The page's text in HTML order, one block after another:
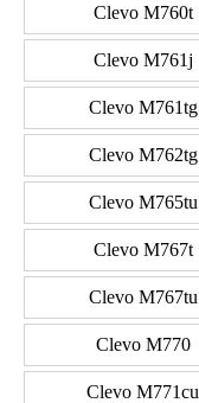
Clevo M760t
Clevo M761j
Clevo M761tg
Clevo M762tg
Clevo M765tu
Clevo M767t
Clevo M767tu
Clevo M770
Clevo M771cu